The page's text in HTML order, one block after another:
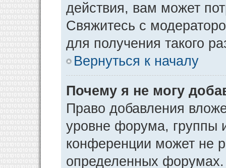
действия, вам может
Свяжитесь с
для получения такого
Вернуться к началу
Почему я не могу
Право добавления
уровне форума, группы
конференции может не
определенных